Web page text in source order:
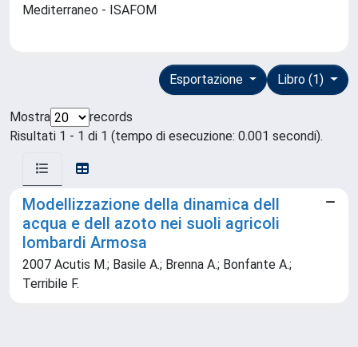
Mediterraneo - ISAFOM
Libro (1)
Esportazione
Mostra
records
Risultati 1 - 1 di 1 (tempo di esecuzione: 0.001 secondi).
Modellizzazione della dinamica dell
acqua e dell azoto nei suoli agricoli
lombardi Armosa
2007 Acutis M.; Basile A.; Brenna A.; Bonfante A.;
Terribile F.